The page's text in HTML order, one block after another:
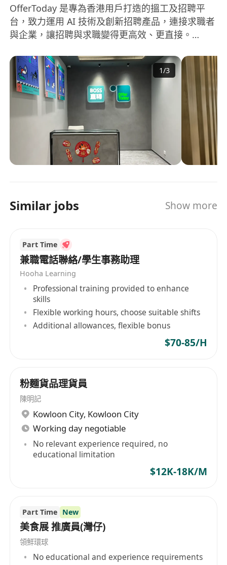
擁有強烈的創業精神與目標導向意識，執行力突
出，能積極應對銷售崗位壓力，具備優秀的團隊
合作精神；
享實戰經驗，對客戶需求有強烈的同理心及優秀
的傾聽能力；
具備全球化視野，能接受短期海外出差，願意長
期外派至海外市場開展工作者優先。
極具競爭力的薪酬體系：固定工資 + 績效獎金 +
業務提成；
完善的福利保障：全額醫療保險（含牙醫）、年
高價值人脈積累：直接對接境內外企業人力資源
定制化成長路徑：「一對一導師帶教 + 實戰項目
鍛煉」培養體系，清晰的晉升通道，依業績可快
速晉升至銷售主管、區域銷售總監等崗位；
寶貴的海外機會：表現優異者可獲得海外外派資
格，負責核心區域市場業務，開拓國際職業版
圖。
崇尚技術、自我驅動、用戶第一、簡簡單單。安安
OfferToday 是專為香港用戶打造的搵工及招聘平
台，致力運用 AI 技術及創新招聘產品，連接求職者
與企業，讓招聘與求職變得更高效、更直接。
platform built for Hong Kong, dedicated to
connecting job seekers and employers through
innovative technology and a seamless hiring
experience.
1/3
Similar jobs Show more
Part Time
兼職電話聯絡/學生事務助理
Hooha Learning
Professional training provided to enhance
skills
Flexible working hours, choose suitable shifts
Additional allowances, flexible bonus
$70-85/H
粉麵貨品理貨員
陳明記
Kowloon City, Kowloon City
Working day negotiable
No relevant experience required, no
educational limitation
$12K-18K/M
Part Time New
美食展 推廣員(灣仔)
領鮮環球
No educational and experience requirements